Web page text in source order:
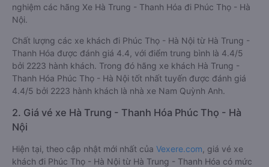
nghiệm các hãng Xe Hà Trung - Thanh Hóa đi Phúc Thọ - Hà
Nội.
Chất lượng các xe khách đi Phúc Thọ - Hà Nội từ Hà Trung -
Thanh Hóa được đánh giá 4.4, với điểm trung bình là 4.4/5
bởi 2223 hành khách. Trong đó hãng xe khách Hà Trung -
Thanh Hóa Phúc Thọ - Hà Nội tốt nhất tuyến được đánh giá
4.4/5 bởi 2223 hành khách là nhà xe Nam Quỳnh Anh.
2. Giá vé xe Hà Trung - Thanh Hóa Phúc Thọ - Hà
Nội
Hiện tại, theo cập nhật mới nhất của Vexere.com , giá vé xe
khách đi Phúc Thọ - Hà Nội từ Hà Trung - Thanh Hóa có mức